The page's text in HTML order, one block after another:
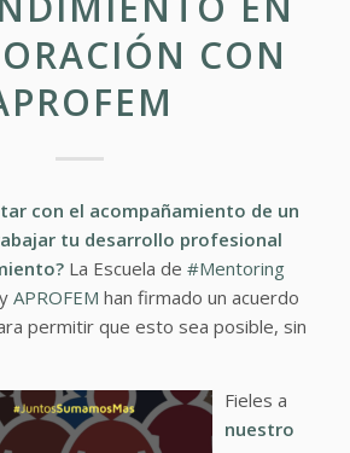
CON
con el acompañamiento de un
tu desarrollo profesional
La Escuela de #Mentoring
APROFEM han firmado un acuerdo
permitir que esto sea posible, sin
Fieles a
nuestro